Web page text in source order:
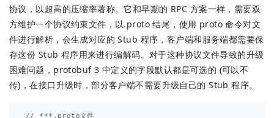
协议，以超高的压缩率著称。它和早期的 RPC 方案一样，需要双
方维护一个协议约束文件，以.proto 结尾，使用 proto 命令对文
件进行解析，会生成对应的 Stub 程序，客户端和服务端都需要保
存这份 Stub 程序用来进行编解码。对于这种协议文件导致的升级
困难问题，protobuf 3 中定义的字段默认都是可选的 (可以不
传)，在接口升级时，部分客户端不需要升级自己的 Stub 程序。
// ***.proto文件